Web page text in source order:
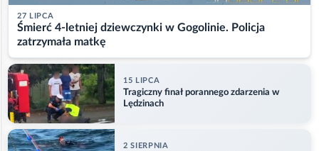
27 LIPCA
Śmierć 4-letniej dziewczynki w Gogolinie. Policja
zatrzymała matkę
15 LIPCA
Tragiczny finał porannego zdarzenia w
Lędzinach
2 SIERPNIA